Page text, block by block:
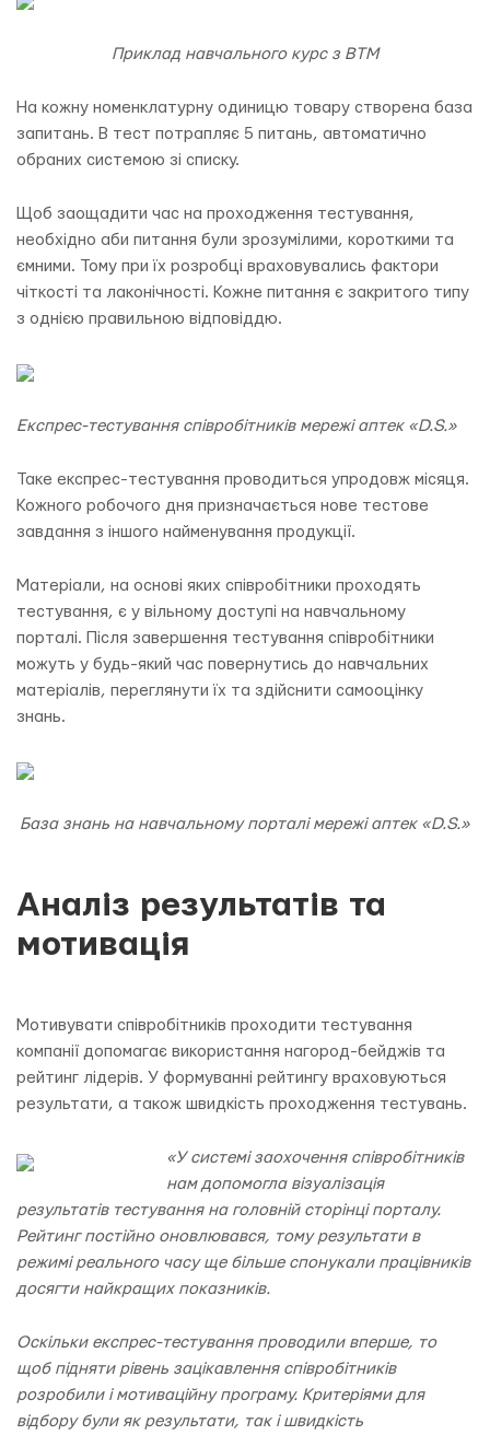
Приклад навчального курс з ВТМ
На кожну номенклатурну одиницю товару створена база
запитань. В тест потрапляє 5 питань, автоматично
обраних системою зі списку.
Щоб заощадити час на проходження тестування,
необхідно аби питання були зрозумілими, короткими та
ємними. Тому при їх розробці враховувались фактори
чіткості та лаконічності. Кожне питання є закритого типу
з однією правильною відповіддю.
Експрес-тестування співробітників мережі аптек «D.S.»
Таке експрес-тестування проводиться упродовж місяця.
Кожного робочого дня призначається нове тестове
завдання з іншого найменування продукції.
Матеріали, на основі яких співробітники проходять
тестування, є у вільному доступі на навчальному
порталі. Після завершення тестування співробітники
можуть у будь-який час повернутись до навчальних
матеріалів, переглянути їх та здійснити самооцінку
знань.
База знань на навчальному порталі мережі аптек «D.S.»
Аналіз результатів та
мотивація
Мотивувати співробітників проходити тестування
компанії допомагає використання нагород-бейджів та
рейтинг лідерів. У формуванні рейтингу враховуються
результати, а також швидкість проходження тестувань.
«У системі заохочення співробітників
нам допомогла візуалізація
результатів тестування на головній сторінці порталу.
Рейтинг постійно оновлювався, тому результати в
режимі реального часу ще більше спонукали працівників
досягти найкращих показників.
Оскільки експрес-тестування проводили вперше, то
щоб підняти рівень зацікавлення співробітників
розробили і мотиваційну програму. Критеріями для
відбору були як результати, так і швидкість